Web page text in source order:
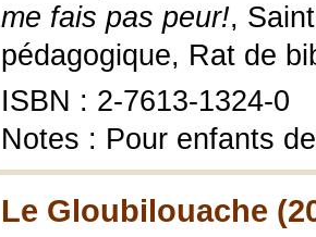
me fais pas peur!,
pédagogique, Rat de
ISBN : 2-7613-1324-0
Notes : Pour enfants
Le Gloubilouache